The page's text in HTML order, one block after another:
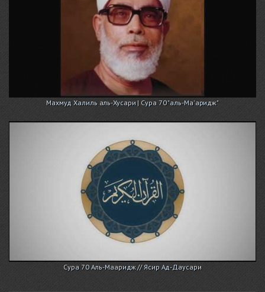
Махмуд Халиль аль-Хусари | Сура 70 "аль-Ма'аридж"
Сура 70 Аль-Мааридж // Ясир Ад-Даусари